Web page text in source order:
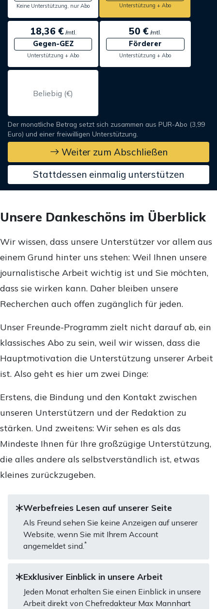
Keine Unterstützung, nur Abo Unterstützung + Abo
18,36 €/mtl.
Gegen-GEZ
Unterstützung + Abo
50 € /mtl.
Förderer
Unterstützung + Abo
Der monatliche Betrag setzt sich zusammen aus PUR-Abo (3,99
Euro) und einer freiwilligen Unterstützung.
Weiter zum Abschließen
Stattdessen einmalig unterstützen
Unsere Dankeschöns im Überblick
Wir wissen, dass unsere Unterstützer vor allem aus
einem Grund hinter uns stehen: Weil Ihnen unsere
journalistische Arbeit wichtig ist und Sie möchten,
dass sie wirken kann. Daher bleiben unsere
Recherchen auch offen zugänglich für jeden.
Unser Freunde-Programm zielt nicht darauf ab, ein
klassisches Abo zu sein, weil wir wissen, dass die
Hauptmotivation die Unterstützung unserer Arbeit
ist. Also geht es hier um zwei Dinge:
Erstens, die Bindung und den Kontakt zwischen
unseren Unterstützern und der Redaktion zu
stärken. Und zweitens: Wir sehen es als das
Mindeste Ihnen für Ihre großzügige Unterstützung,
die alles andere als selbstverständlich ist, etwas
kleines zurückzugeben.
Werbefreies Lesen auf unserer Seite
Als Freund sehen Sie keine Anzeigen auf unserer
Website, wenn Sie mit Ihrem Account
angemeldet sind.*
Exklusiver Einblick in unsere Arbeit
Jeden Monat erhalten Sie einen Einblick in unsere
Arbeit direkt von Chefredakteur Max Mannhart